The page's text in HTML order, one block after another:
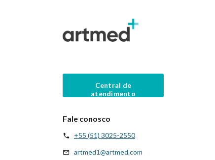
Central de
atendimento
Fale conosco
+55 (51) 3025-2550
artmed1@artmed.com